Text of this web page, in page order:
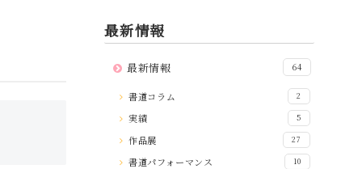
最新情報
最新情報 64
書道コラム 2
実績 5
作品展 27
書道パフォーマンス 10